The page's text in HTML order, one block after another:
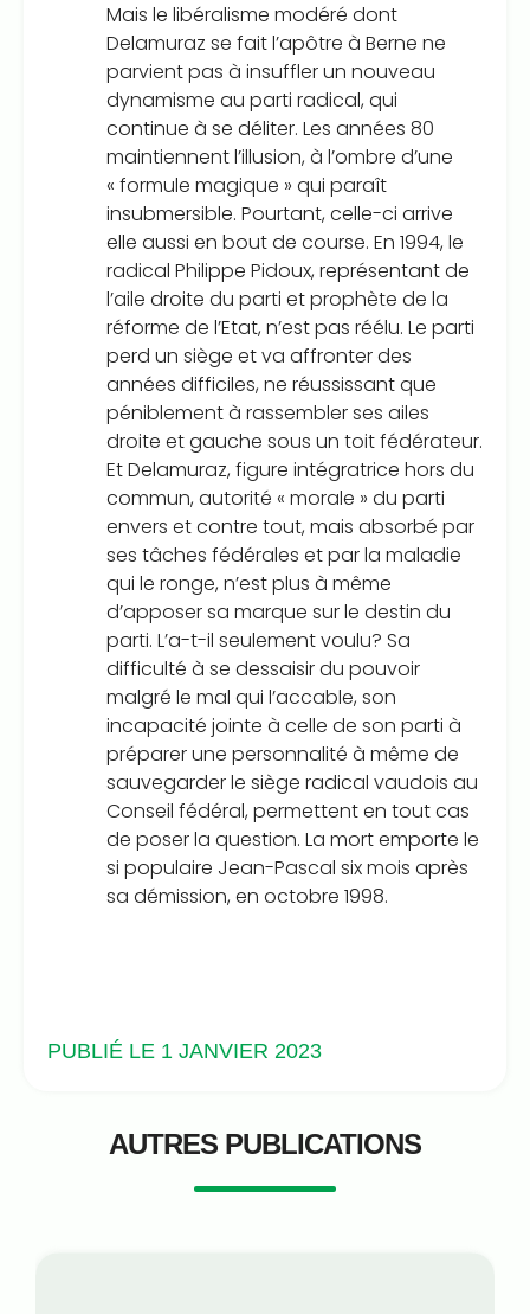
Mais le libéralisme modéré dont
Delamuraz se fait l’apôtre à Berne ne
parvient pas à insuffler un nouveau
dynamisme au parti radical, qui
continue à se déliter. Les années 80
maintiennent l’illusion, à l’ombre d’une
« formule magique » qui paraît
insubmersible. Pourtant, celle-ci arrive
elle aussi en bout de course. En 1994, le
radical Philippe Pidoux, représentant de
l’aile droite du parti et prophète de la
réforme de l’Etat, n’est pas réélu. Le parti
perd un siège et va affronter des
années difficiles, ne réussissant que
péniblement à rassembler ses ailes
droite et gauche sous un toit fédérateur.
Et Delamuraz, figure intégratrice hors du
commun, autorité « morale » du parti
envers et contre tout, mais absorbé par
ses tâches fédérales et par la maladie
qui le ronge, n’est plus à même
d’apposer sa marque sur le destin du
parti. L’a-t-il seulement voulu? Sa
difficulté à se dessaisir du pouvoir
malgré le mal qui l’accable, son
incapacité jointe à celle de son parti à
préparer une personnalité à même de
sauvegarder le siège radical vaudois au
Conseil fédéral, permettent en tout cas
de poser la question. La mort emporte le
si populaire Jean-Pascal six mois après
sa démission, en octobre 1998.
PUBLIÉ LE 1 JANVIER 2023
AUTRES PUBLICATIONS